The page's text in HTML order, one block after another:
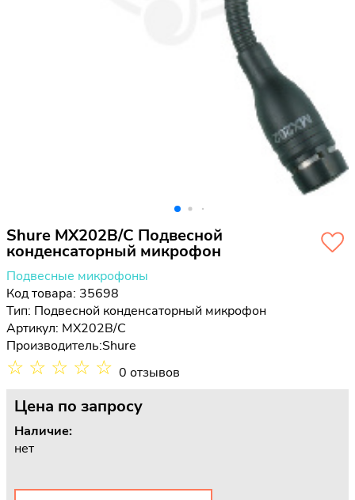
Shure MX202B/C Подвесной
конденсаторный микрофон
Подвесные микрофоны
Код товара: 35698
Тип: Подвесной конденсаторный микрофон
Артикул: MX202B/C
Производитель:Shure
☆ ☆ ☆ ☆ ☆ 0 отзывов
Цена по запросу
Наличие:
нет